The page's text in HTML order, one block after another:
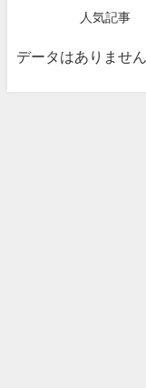
人気記事
データはありません